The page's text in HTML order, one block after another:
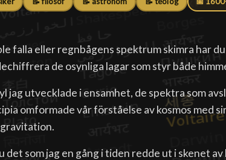
falla eller regnbågens spektrum skimra har
de osynliga lagar som styr både
jag utvecklade i ensamhet, de spektra som
omformade vår förståelse av kosmos med
det som jag en gång i tiden redde ut i skenet av